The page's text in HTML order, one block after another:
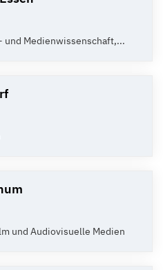
und Medienwissenschaft,...
und Audiovisuelle Medien